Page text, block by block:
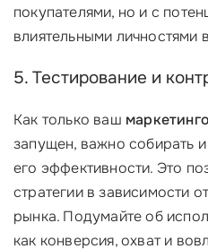
покупателями, но и с
влиятельными личностями
5. Тестирование и
Как только ваш
запущен, важно собирать
его эффективности. Это
стратегии в зависимости
рынка. Подумайте об
как конверсия, охват и